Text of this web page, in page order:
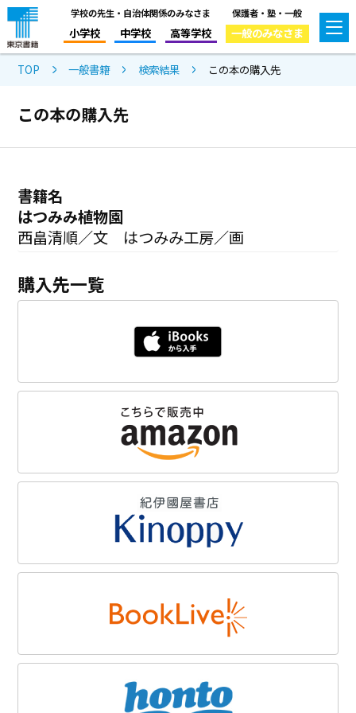
学校の先生・自治体関係のみなさま
小学校 中学校 高等学校
保護者・塾・一般
一般のみなさま
TOP 一般書籍 検索結果 この本の購入先
この本の購入先
書籍名
はつみみ植物園
西畠清順／文 はつみみ工房／画
購入先一覧